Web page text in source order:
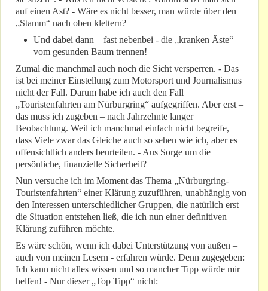
auf einen Ast? - Wäre es nicht besser, man würde über den
„Stamm“ nach oben klettern?
Und dabei dann – fast nebenbei - die „kranken Äste“
vom gesunden Baum trennen!
Zumal die manchmal auch noch die Sicht versperren. - Das
ist bei meiner Einstellung zum Motorsport und Journalismus
nicht der Fall. Darum habe ich auch den Fall
„Touristenfahrten am Nürburgring“ aufgegriffen. Aber erst –
das muss ich zugeben – nach Jahrzehnte langer
Beobachtung. Weil ich manchmal einfach nicht begreife,
dass Viele zwar das Gleiche auch so sehen wie ich, aber es
offensichtlich anders beurteilen. - Aus Sorge um die
persönliche, finanzielle Sicherheit?
Nun versuche ich im Moment das Thema „Nürburgring-
Touristenfahrten“ einer Klärung zuzuführen, unabhängig von
den Interessen unterschiedlicher Gruppen, die natürlich erst
die Situation entstehen ließ, die ich nun einer definitiven
Klärung zuführen möchte.
Es wäre schön, wenn ich dabei Unterstützung von außen –
auch von meinen Lesern - erfahren würde. Denn zugegeben:
Ich kann nicht alles wissen und so mancher Tipp würde mir
helfen! - Nur dieser „Top Tipp“ nicht: